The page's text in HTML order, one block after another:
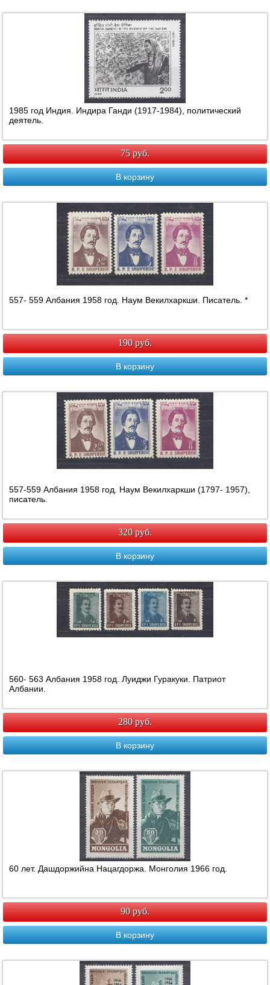
1985 год Индия. Индира Ганди (1917-1984), политический
деятель.
75 руб.
В корзину
557- 559 Албания 1958 год. Наум Векилхаркши. Писатель. *
190 руб.
В корзину
557-559 Албания 1958 год. Наум Векилхаркши (1797- 1957),
писатель.
320 руб.
В корзину
560- 563 Албания 1958 год. Луиджи Гуракуки. Патриот
Албании.
280 руб.
В корзину
60 лет. Дашдоржийна Нацагдоржа. Монголия 1966 год.
90 руб.
В корзину